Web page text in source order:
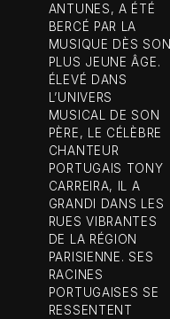
ANTUNES, A ÉTÉ
BERCÉ PAR LA
MUSIQUE DÈS SON
PLUS JEUNE ÂGE.
ÉLEVÉ DANS
L’UNIVERS
MUSICAL DE SON
PÈRE, LE CÉLÈBRE
CHANTEUR
PORTUGAIS TONY
CARREIRA, IL A
GRANDI DANS LES
RUES VIBRANTES
DE LA RÉGION
PARISIENNE. SES
RACINES
PORTUGAISES SE
RESSENTENT